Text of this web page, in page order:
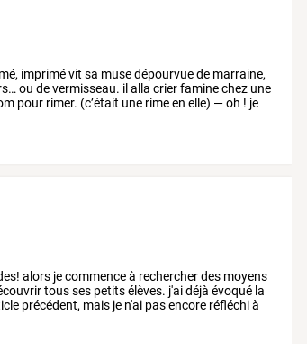
imprimévit sa musedépourvuede marraine,
ou devermisseau. il alla crierfaminechez une
pour rimer. (c’était une rimeen elle) —oh ! je
alors jecommenceà rechercherdes moyens
tousses petitsélèves. j'aidéjà évoqué la
précédent, mais je n'ai pasencore réfléchià